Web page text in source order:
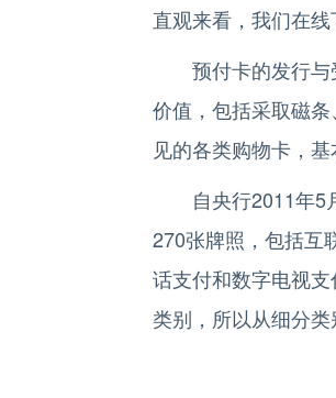
直观来看，我们在
预付卡的发行与
价值，包括采取磁
见的各类购物卡，基
自央行2011年5月
270张牌照，包括互
话支付和数字电视
类别，所以从细分类